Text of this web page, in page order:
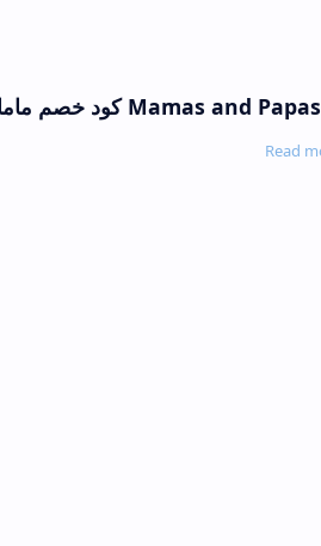
كود خصم ماماز اند باباز: تسوقي لطفلك بأفضل سعر مع Mamas and Papas